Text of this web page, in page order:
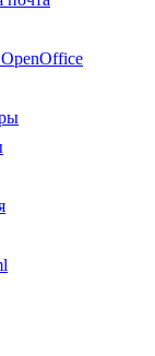
OpenOffice